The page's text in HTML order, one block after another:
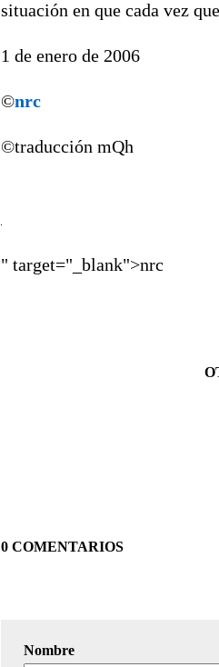
situación en que cada vez
1 de enero de 2006
©nrc
©traducción mQh
" target="_blank">nrc
0 COMENTARIOS
Nombre